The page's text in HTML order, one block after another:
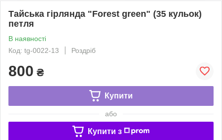
Тайська гірлянда "Forest green" (35 кульок)
петля
В наявності
Код: tg-0022-13
Роздріб
800 ₴
Купити
або
Купити з